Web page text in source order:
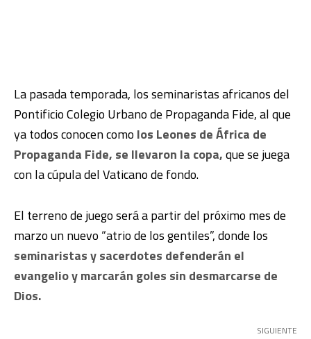
La pasada temporada, los seminaristas africanos del
Pontificio Colegio Urbano de Propaganda Fide, al que
ya todos conocen como los Leones de África de
Propaganda Fide, se llevaron la copa,que se juega
con la cúpula del Vaticano de fondo.
El terreno de juego será a partir del próximo mes de
marzo un nuevo “atrio de los gentiles”, donde los
seminaristas y sacerdotes defenderán el
evangelio y marcarán goles sin desmarcarse de
Dios.
SIGUIENTE